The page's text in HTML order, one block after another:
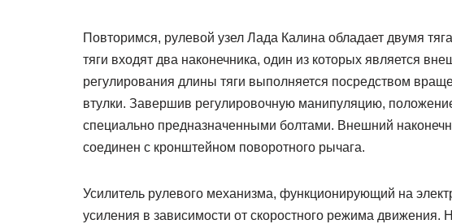
Повторимся, рулевой узел Лада Калина обладает двумя
тяги входят два наконечника, один из которых является
регулирования длины тяги выполняется посредством
втулки. Завершив регулировочную манипуляцию,
специально предназначенными болтами. Внешний
соединен с кронштейном поворотного рычага.
Усилитель рулевого механизма, функционирующий на
усиления в зависимости от скоростного режима движения.